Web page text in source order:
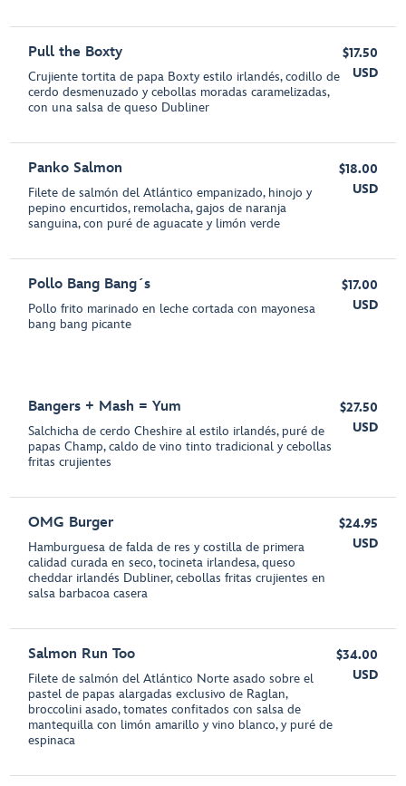
Pull the Boxty
Crujiente tortita de papa Boxty estilo irlandés, codillo de
cerdo desmenuzado y cebollas moradas caramelizadas,
con una salsa de queso Dubliner
$17.50
USD
Panko Salmon
Filete de salmón del Atlántico empanizado, hinojo y
pepino encurtidos, remolacha, gajos de naranja
sanguina, con puré de aguacate y limón verde
$18.00
USD
Pollo Bang Bang´s
Pollo frito marinado en leche cortada con mayonesa
bang bang picante
$17.00
USD
Bangers + Mash = Yum
Salchicha de cerdo Cheshire al estilo irlandés, puré de
papas Champ, caldo de vino tinto tradicional y cebollas
fritas crujientes
$27.50
USD
OMG Burger
Hamburguesa de falda de res y costilla de primera
calidad curada en seco, tocineta irlandesa, queso
cheddar irlandés Dubliner, cebollas fritas crujientes en
salsa barbacoa casera
$24.95
USD
Salmon Run Too
Filete de salmón del Atlántico Norte asado sobre el
pastel de papas alargadas exclusivo de Raglan,
broccolini asado, tomates confitados con salsa de
mantequilla con limón amarillo y vino blanco, y puré de
espinaca
$34.00
USD